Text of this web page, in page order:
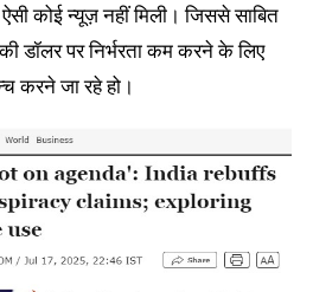
कोई न्यूज़ नहीं मिली। जिससे साबित
डॉलर पर निर्भरता कम करने के लिए
करने जा रहे हो।